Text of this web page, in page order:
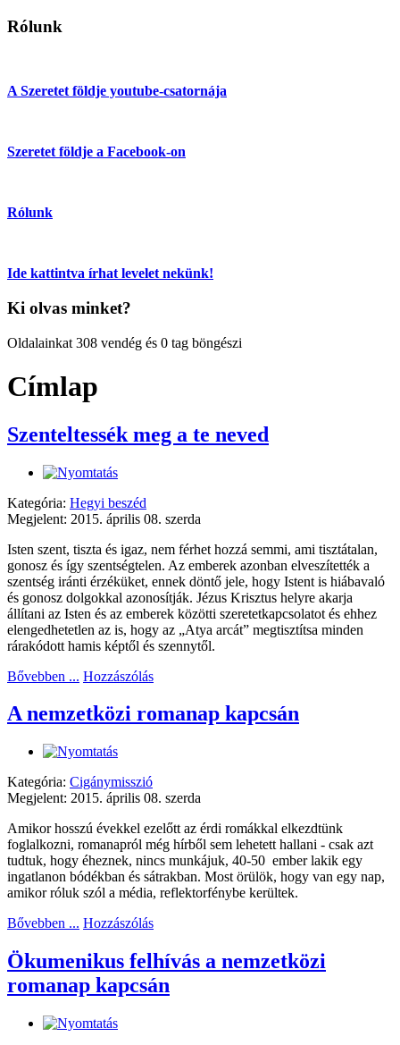
Rólunk
A Szeretet földje youtube-csatornája
Szeretet földje a Facebook-on
Rólunk
Ide kattintva írhat levelet nekünk!
Ki olvas minket?
Oldalainkat 308 vendég és 0 tag böngészi
Címlap
Szenteltessék meg a te neved
Kategória: Hegyi beszéd
Megjelent: 2015. április 08. szerda
Isten szent, tiszta és igaz, nem férhet hozzá semmi, ami tisztátalan,
gonosz és így szentségtelen. Az emberek azonban elveszítették a
szentség iránti érzéküket, ennek döntő jele, hogy Istent is hiábavaló
és gonosz dolgokkal azonosítják. Jézus Krisztus helyre akarja
állítani az Isten és az emberek közötti szeretetkapcsolatot és ehhez
elengedhetetlen az is, hogy az „Atya arcát” megtisztítsa minden
rárakódott hamis képtől és szennytől.
Bővebben ... Hozzászólás
A nemzetközi romanap kapcsán
Kategória: Cigánymisszió
Megjelent: 2015. április 08. szerda
Amikor hosszú évekkel ezelőtt az érdi romákkal elkezdtünk
foglalkozni, romanapról még hírből sem lehetett hallani - csak azt
tudtuk, hogy éheznek, nincs munkájuk, 40-50 ember lakik egy
ingatlanon bódékban és sátrakban. Most örülök, hogy van egy nap,
amikor róluk szól a média, reflektorfénybe kerültek.
Bővebben ... Hozzászólás
Ökumenikus felhívás a nemzetközi
romanap kapcsán